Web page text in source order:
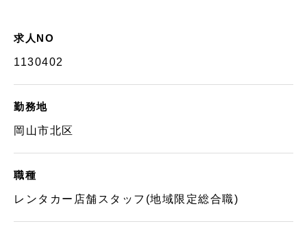
求人NO
1130402
勤務地
岡山市北区
職種
レンタカー店舗スタッフ(地域限定総合職)